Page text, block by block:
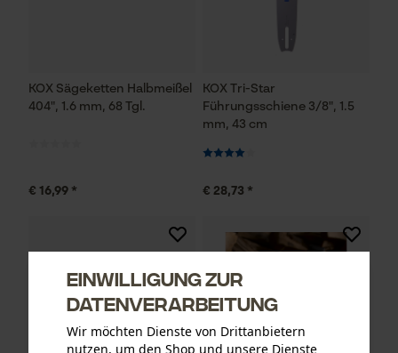
KOX Sägeketten Halbmeißel
404", 1.6 mm, 68 Tgl.
€ 16,99 *
KOX Tri-Star
Führungsschiene 3/8", 1.5
mm, 43 cm
€ 28,73 *
Einwilligung zur
Datenverarbeitung
Wir möchten Dienste von Drittanbietern
nutzen, um den Shop und unsere Dienste